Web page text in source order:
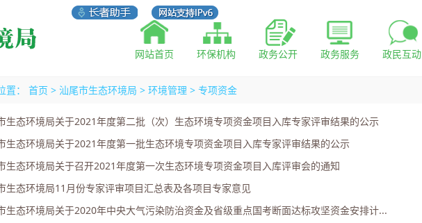
网站首页 环保机构 政务公开 政务服务 政民互动
置： 首页 > 汕尾市生态环境局 > 环境管理 > 专项资金
生态环境局关于2021年度第二批（次）生态环境专项资金项目入库专家评审结果的公示
生态环境局关于2021年度第一批生态环境专项资金项目入库专家评审结果的公示
生态环境局关于召开2021年度第一次生态环境专项资金项目入库评审会的通知
生态环境局11月份专家评审项目汇总表及各项目专家意见
生态环境局关于2020年中央大气污染防治资金及省级重点国考断面达标攻坚资金安排计...